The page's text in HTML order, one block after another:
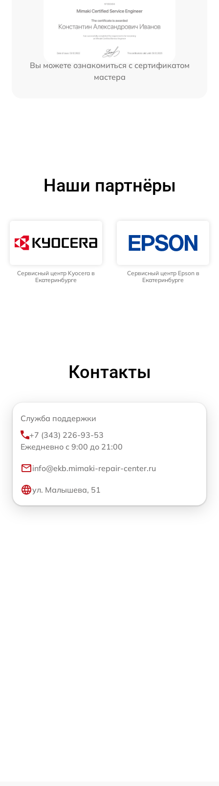
Вы можете ознакомиться с сертификатом
мастера
Наши партнёры
Сервисный центр Kyocera в
Екатеринбурге
Сервисный центр Epson в
Екатеринбурге
Контакты
Служба поддержки
+7 (343) 226-93-53
Ежедневно с 9:00 до 21:00
info@ekb.mimaki-repair-center.ru
ул. Малышева, 51